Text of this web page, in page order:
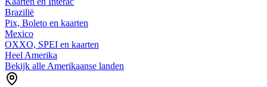
Brazilië
Pix, Boleto en kaarten
Mexico
OXXO, SPEI en kaarten
Heel Amerika
Bekijk alle Amerikaanse landen